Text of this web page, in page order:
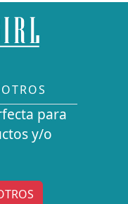
para
y/o